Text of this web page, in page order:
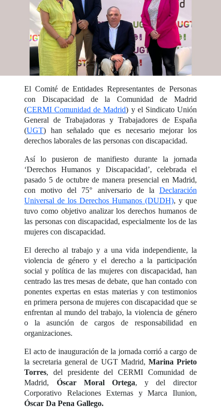
El Comité de Entidades Representantes de Personas
con Discapacidad de la Comunidad de Madrid
(CERMI Comunidad de Madrid) y el Sindicato Unión
General de Trabajadoras y Trabajadores de España
(UGT) han señalado que es necesario mejorar los
derechos laborales de las personas con discapacidad.
Así lo pusieron de manifiesto durante la jornada
‘Derechos Humanos y Discapacidad’, celebrada el
pasado 5 de octubre de manera presencial en Madrid,
con motivo del 75° aniversario de la Declaración
Universal de los Derechos Humanos (DUDH), y que
tuvo como objetivo analizar los derechos humanos de
las personas con discapacidad, especialmente los de las
mujeres con discapacidad.
El derecho al trabajo y a una vida independiente, la
violencia de género y el derecho a la participación
social y política de las mujeres con discapacidad, han
centrado las tres mesas de debate, que han contado con
ponentes expertas en estas materias y con testimonios
en primera persona de mujeres con discapacidad que se
enfrentan al mundo del trabajo, la violencia de género
o la asunción de cargos de responsabilidad en
organizaciones.
El acto de inauguración de la jornada corrió a cargo de
la secretaria general de UGT Madrid, Marina Prieto
Torres, del presidente del CERMI Comunidad de
Madrid, Óscar Moral Ortega, y del director
Corporativo Relaciones Externas y Marca Ilunion,
Óscar Da Pena Gallego.